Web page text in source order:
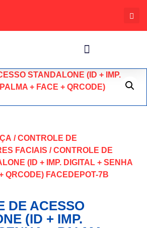
/CONTROLE DE
FACIAIS / CONTROLE DE
(ID + IMP. DIGITAL + SENHA
QRCODE) FACEDEPOT-7B
DE ACESSO
(ID + IMP.